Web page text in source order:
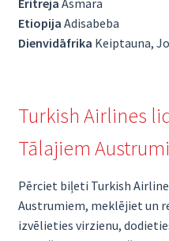
Eritreja Asmara
Etiopija Adisabeba
Dienvidāfrika Keiptauna,
Turkish Airlines
Tālajiem
Pērciet biļeti Turkish
Austrumiem, meklējiet un
izvēlieties virzienu,